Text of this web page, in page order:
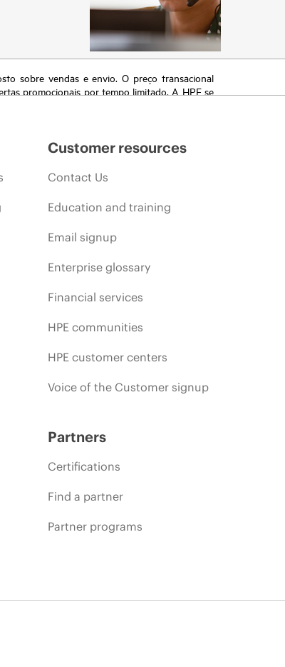
sobre vendas e envio. O preço transacional
promocionais por tempo limitado. A HPE se
Customer resources
Contact Us
Education and training
Email signup
Enterprise glossary
Financial services
HPE communities
HPE customer centers
Voice of the Customer signup
Partners
Certifications
Find a partner
Partner programs